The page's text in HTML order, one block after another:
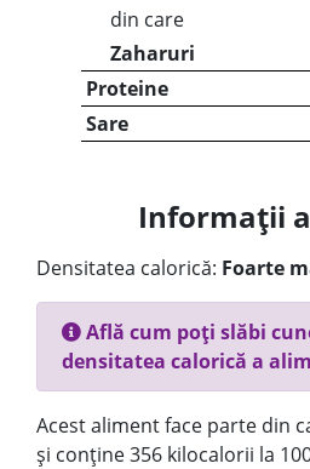
din care
Zaharuri
Proteine
Sare
Informații
Densitatea calorică: Foarte
Află cum poți slăbi
densitatea calorică a
Acest aliment face parte din
și conține 356 kilocalorii la